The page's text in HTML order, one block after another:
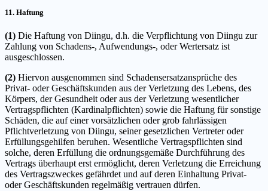
11. Haftung
(1) Die Haftung von Diingu, d.h. die Verpflichtung von Diingu zur
Zahlung von Schadens-, Aufwendungs-, oder Wertersatz ist
ausgeschlossen.
(2) Hiervon ausgenommen sind Schadensersatzansprüche des
Privat- oder Geschäftskunden aus der Verletzung des Lebens, des
Körpers, der Gesundheit oder aus der Verletzung wesentlicher
Vertragspflichten (Kardinalpflichten) sowie die Haftung für sonstige
Schäden, die auf einer vorsätzlichen oder grob fahrlässigen
Pflichtverletzung von Diingu, seiner gesetzlichen Vertreter oder
Erfüllungsgehilfen beruhen. Wesentliche Vertragspflichten sind
solche, deren Erfüllung die ordnungsgemäße Durchführung des
Vertrags überhaupt erst ermöglicht, deren Verletzung die Erreichung
des Vertragszweckes gefährdet und auf deren Einhaltung Privat-
oder Geschäftskunden regelmäßig vertrauen dürfen.